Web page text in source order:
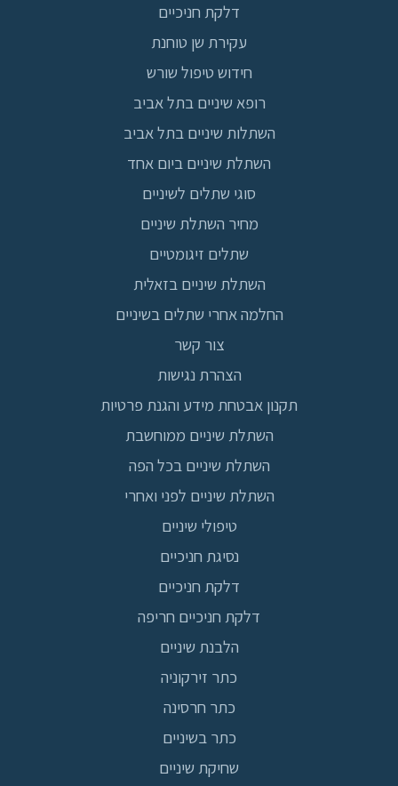
דלקת חניכיים
עקירת שן טוחנת
חידוש טיפול שורש
רופא שיניים בתל אביב
השתלות שיניים בתל אביב
השתלת שיניים ביום אחד
סוגי שתלים לשיניים
מחיר השתלת שיניים
שתלים זיגומטיים
השתלת שיניים בזאלית
החלמה אחרי שתלים בשיניים
צור קשר
הצהרת נגישות
תקנון אבטחת מידע והגנת פרטיות
השתלת שיניים ממוחשבת
השתלת שיניים בכל הפה
השתלת שיניים לפני ואחרי
טיפולי שיניים
נסיגת חניכיים
דלקת חניכיים
דלקת חניכיים חריפה
הלבנת שיניים
כתר זירקוניה
כתר חרסינה
כתר בשיניים
שחיקת שיניים